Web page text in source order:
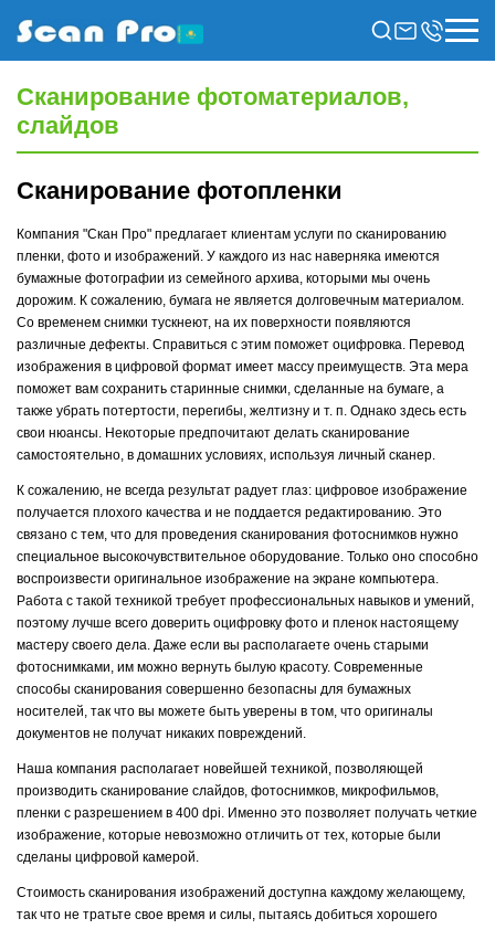
Сканирование фотоматериалов,
слайдов
Сканирование фотопленки
Компания "Скан Про" предлагает клиентам услуги по сканированию
пленки, фото и изображений. У каждого из нас наверняка имеются
бумажные фотографии из семейного архива, которыми мы очень
дорожим. К сожалению, бумага не является долговечным материалом.
Со временем снимки тускнеют, на их поверхности появляются
различные дефекты. Справиться с этим поможет оцифровка. Перевод
изображения в цифровой формат имеет массу преимуществ. Эта мера
поможет вам сохранить старинные снимки, сделанные на бумаге, а
также убрать потертости, перегибы, желтизну и т. п. Однако здесь есть
свои нюансы. Некоторые предпочитают делать сканирование
самостоятельно, в домашних условиях, используя личный сканер.
К сожалению, не всегда результат радует глаз: цифровое изображение
получается плохого качества и не поддается редактированию. Это
связано с тем, что для проведения сканирования фотоснимков нужно
специальное высокочувствительное оборудование. Только оно способно
воспроизвести оригинальное изображение на экране компьютера.
Работа с такой техникой требует профессиональных навыков и умений,
поэтому лучше всего доверить оцифровку фото и пленок настоящему
мастеру своего дела. Даже если вы располагаете очень старыми
фотоснимками, им можно вернуть былую красоту. Современные
способы сканирования совершенно безопасны для бумажных
носителей, так что вы можете быть уверены в том, что оригиналы
документов не получат никаких повреждений.
Наша компания располагает новейшей техникой, позволяющей
производить сканирование слайдов, фотоснимков, микрофильмов,
пленки с разрешением в 400 dpi. Именно это позволяет получать четкие
изображение, которые невозможно отличить от тех, которые были
сделаны цифровой камерой.
Стоимость сканирования изображений доступна каждому желающему,
так что не тратьте свое время и силы, пытаясь добиться хорошего